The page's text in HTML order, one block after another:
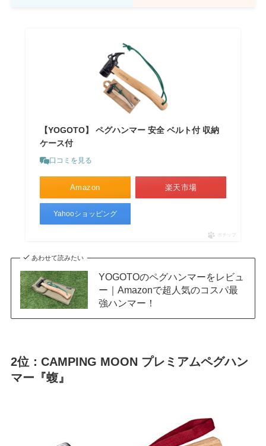
【YOGOTO】 ペグハンマー 安全 ベルト付 収納
ケース付
口コミを見る
Amazon 楽天市場
Yahooショッピング
ポチップ
あわせて読みたい
YOGOTOのペグハンマーをレビュ
ー｜Amazonで超人気のコスパ最
強ハンマー！
2位：CAMPING MOON プレミアムペグハン
マー『蝮』